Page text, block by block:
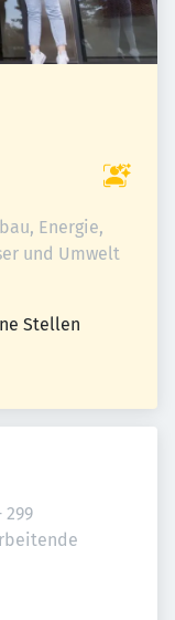
Energie,
und Umwelt
Stellen
299